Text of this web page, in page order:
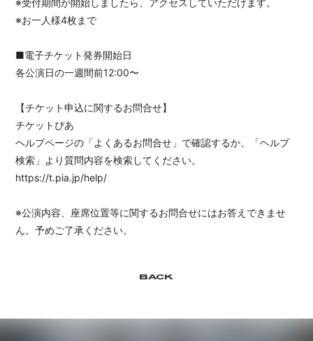
※受付期間が開始しましたら、アクセスしていただけます。
※お一人様4枚まで
■電子チケット発券開始日
各公演日の一週間前12:00〜
【チケット申込に関するお問合せ】
チケットぴあ
ヘルプページの「よくあるお問合せ」で確認するか、「ヘルプ
検索」より質問内容を検索してください。
https://t.pia.jp/help/
※公演内容、座席位置等に関するお問合せにはお答えできませ
ん。予めご了承ください。
BACK